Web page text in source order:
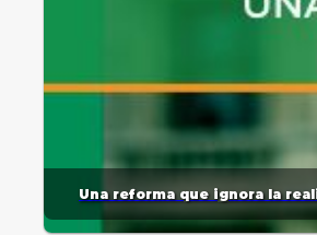
Una reforma que ignora la